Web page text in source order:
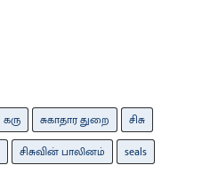
கரு சுகாதார துறை
சிசு
சிசுவின் பாலினம்
seals